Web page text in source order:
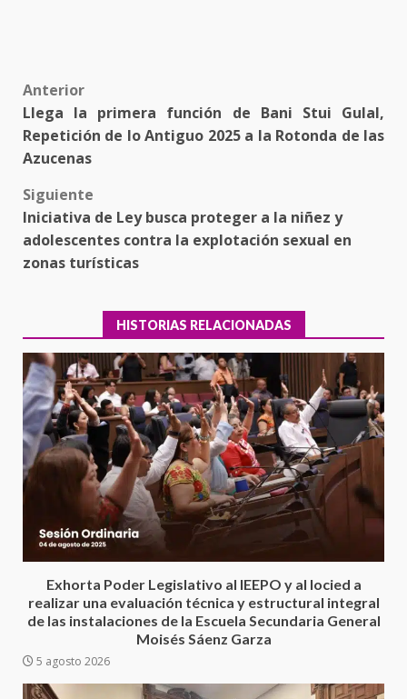
Post
navigation
Anterior
Llega la primera función de Bani Stui Gulal,
Repetición de lo Antiguo 2025 a la Rotonda de las
Azucenas
Siguiente
Iniciativa de Ley busca proteger a la niñez y
adolescentes contra la explotación sexual en
zonas turísticas
HISTORIAS RELACIONADAS
Exhorta Poder Legislativo al IEEPO y al Iocied a
realizar una evaluación técnica y estructural integral
de las instalaciones de la Escuela Secundaria General
Moisés Sáenz Garza
5 agosto 2026
3
Encuentro de Ariadna Montiel
con el Gobernador Salomón Jara
Cruz reafirma la consolidación
de la transformación en
territorio oaxaqueño
30 julio 2026
Juan Mazatlán